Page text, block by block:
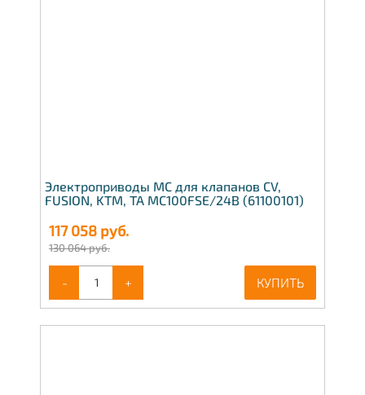
Электроприводы МС для клапанов CV,
FUSION, KTM, TA MC100FSE/24В (61100101)
117 058 руб.
130 064 руб.
- + КУПИТЬ